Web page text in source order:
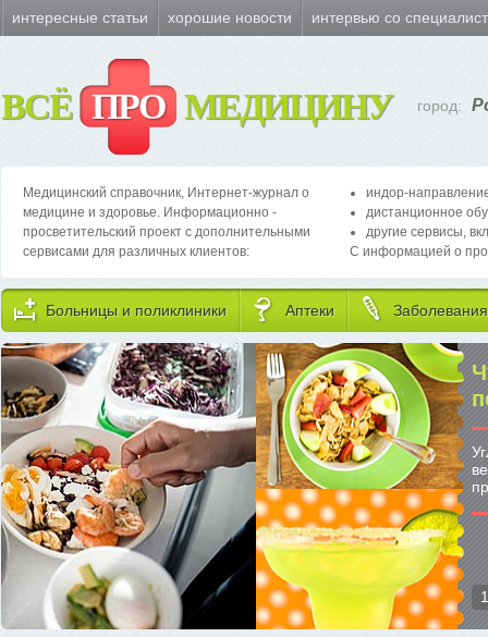
интересные статьи хорошие новости интервью со
ВСЁ ПРО МЕДИЦИНУ город:
Медицинский справочник, Интернет-журнал о
медицине и здоровье. Информационно -
просветительский проект с дополнительными
сервисами для различных клиентов:
индор-
дистанционное
другие сервисы,
С информацией о
Больницы и поликлиники Аптеки Заболевания
1